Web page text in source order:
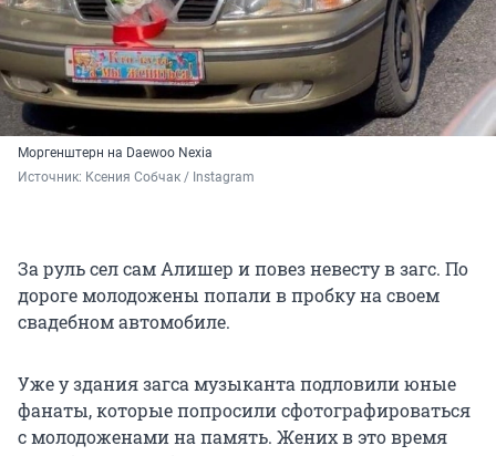
Моргенштерн на Daewoo Nexia
Источник: Ксения Собчак / Instagram
За руль сел сам Алишер и повез невесту в загс. По
дороге молодожены попали в пробку на своем
свадебном автомобиле.
Уже у здания загса музыканта подловили юные
фанаты, которые попросили сфотографироваться
с молодоженами на память. Жених в это время